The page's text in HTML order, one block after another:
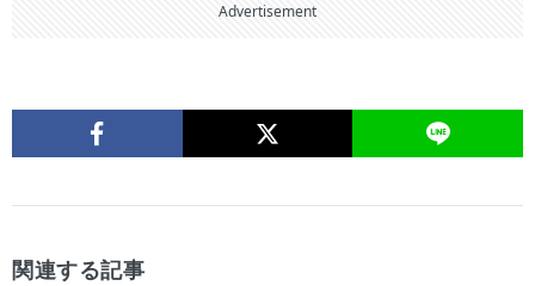
Advertisement
関連する記事